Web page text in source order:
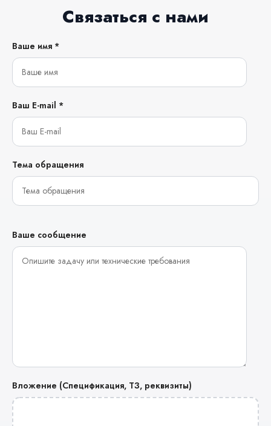
Связаться с нами
Ваше имя *
Ваш E-mail *
Тема обращения
Ваше сообщение
Вложение (Спецификация, ТЗ, реквизиты)